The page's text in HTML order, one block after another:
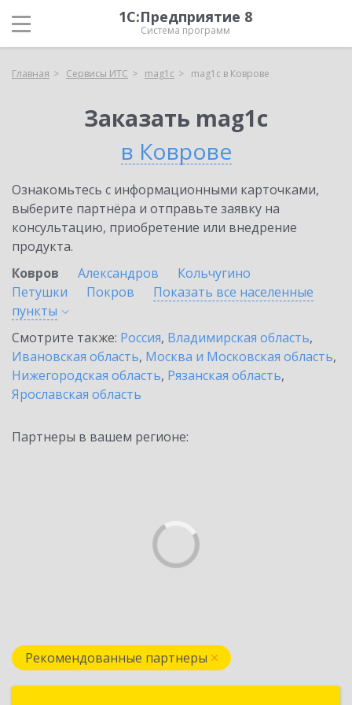
1С:Предприятие 8
Система программ
Главная Сервисы ИТС mag1c mag1c в Коврове
Заказать mag1c
в Коврове
Ознакомьтесь с информационными карточками,
выберите партнёра и отправьте заявку на
консультацию, приобретение или внедрение
продукта.
Ковров
Александров
Кольчугино
Петушки
Покров
Показать все населенные
пункты
Смотрите также: Россия, Владимирская область,
Ивановская область, Москва и Московская область,
Нижегородская область, Рязанская область,
Ярославская область
Партнеры в вашем регионе:
Рекомендованные партнеры